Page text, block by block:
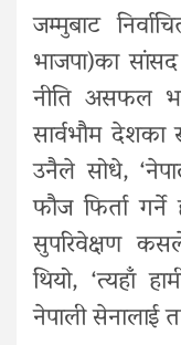
जम्मुबाट
भाजपा)का
नीति असफल
सार्वभौम
उनैले सोधे,
फौज फिर्ता
सुपरिवेक्षण
थियो, ‘त्यहाँ
नेपाली सेनालाई